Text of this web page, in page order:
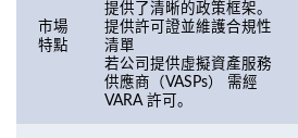
市場
特點
提供了清晰的政策框架。
提供許可證並維護合規性
清單
若公司提供虛擬資產服務
供應商（VASPs） 需經
VARA 許可。